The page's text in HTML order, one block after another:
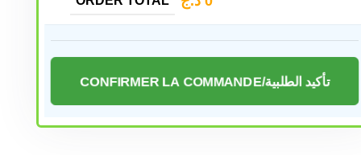
CONFIRMER LA COMMANDE/تأكيد الطلبية